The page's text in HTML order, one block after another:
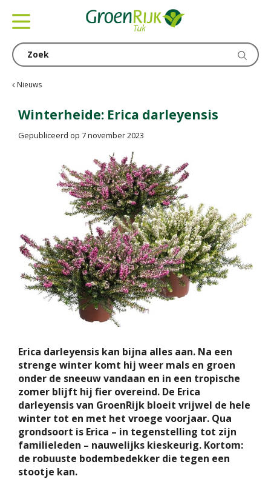
Nieuws
Winterheide: Erica darleyensis
Gepubliceerd op 7 november 2023
Erica darleyensis kan bijna alles aan. Na een
strenge winter komt hij weer mals en groen
onder de sneeuw vandaan en in een tropische
zomer blijft hij fier overeind. De Erica
darleyensis van GroenRijk bloeit vrijwel de hele
winter tot en met het vroege voorjaar. Qua
grondsoort is Erica – in tegenstelling tot zijn
familieleden – nauwelijks kieskeurig. Kortom:
de robuuste bodembedekker die tegen een
stootje kan.